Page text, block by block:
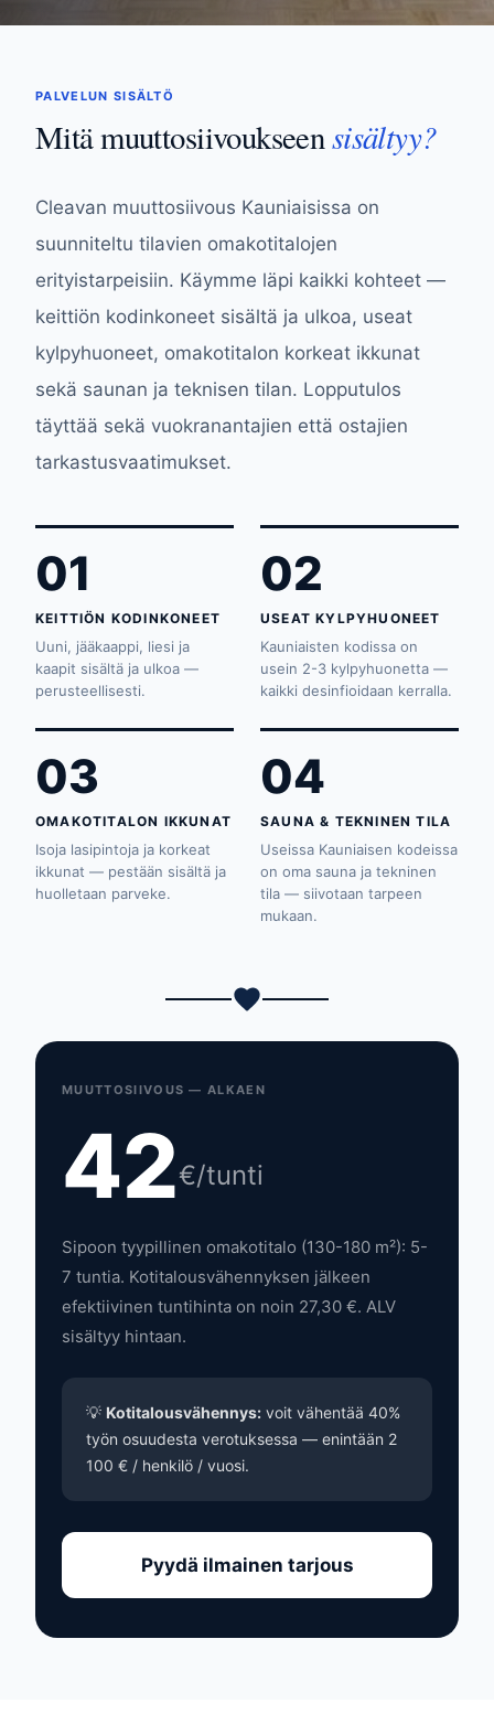
PALVELUN SISÄLTÖ
Mitä muuttosiivoukseensisältyy?
Cleavan muuttosiivous Kauniaisissa on
suunniteltu tilavien omakotitalojen
erityistarpeisiin. Käymme läpi kaikki kohteet —
keittiön kodinkoneet sisältä ja ulkoa, useat
kylpyhuoneet, omakotitalon korkeat ikkunat
sekä saunan ja teknisen tilan. Lopputulos
täyttää sekä vuokranantajien että ostajien
tarkastusvaatimukset.
01
KEITTIÖN KODINKONEET
Uuni, jääkaappi, liesi ja
kaapit sisältä ja ulkoa —
perusteellisesti.
02
USEAT KYLPYHUONEET
Kauniaisten kodissa on
usein 2-3 kylpyhuonetta —
kaikki desinfioidaan kerralla.
03
OMAKOTITALON IKKUNAT
Isoja lasipintoja ja korkeat
ikkunat — pestään sisältä ja
huolletaan parveke.
04
SAUNA & TEKNINEN TILA
Useissa Kauniaisen kodeissa
on oma sauna ja tekninen
tila — siivotaan tarpeen
mukaan.
MUUTTOSIIVOUS — ALKAEN
42€/tunti
Sipoon tyypillinen omakotitalo (130-180 m²): 5-
7 tuntia. Kotitalousvähennyksen jälkeen
efektiivinen tuntihinta on noin 27,30 €. ALV
sisältyy hintaan.
💡 Kotitalousvähennys: voit vähentää 40%
työn osuudesta verotuksessa — enintään 2
100 € / henkilö / vuosi.
Pyydä ilmainen tarjous